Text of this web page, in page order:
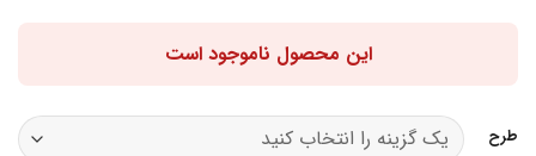
این محصول ناموجود است
طرح